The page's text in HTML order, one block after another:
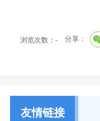
浏览次数： - 分享：
友情链接